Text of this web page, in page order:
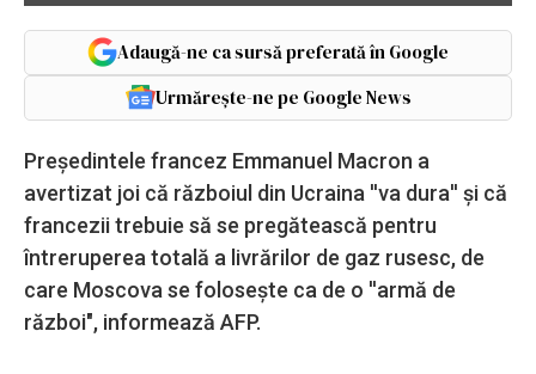
Adaugă-ne ca sursă preferată în Google
Urmărește-ne pe Google News
Preşedintele francez Emmanuel Macron a
avertizat joi că războiul din Ucraina ''va dura'' şi că
francezii trebuie să se pregătească pentru
întreruperea totală a livrărilor de gaz rusesc, de
care Moscova se foloseşte ca de o ''armă de
război", informează AFP.